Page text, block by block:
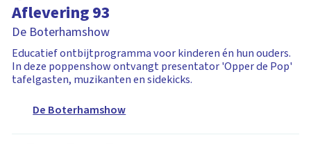
Aflevering 93
De Boterhamshow
Educatief ontbijtprogramma voor kinderen én hun ouders.
In deze poppenshow ontvangt presentator 'Opper de Pop'
tafelgasten, muzikanten en sidekicks.
De Boterhamshow